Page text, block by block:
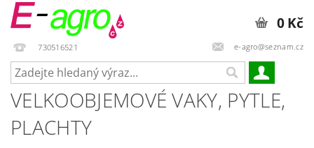
730516521 e-agro@seznam.cz
0 Kč
VELKOOBJEMOVÉ VAKY, PYTLE,
PLACHTY